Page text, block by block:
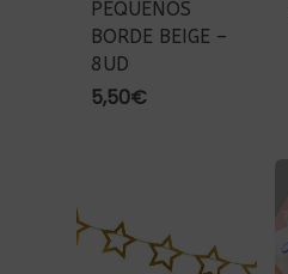
PEQUEÑOS
BORDE BEIGE –
8UD
5,50€